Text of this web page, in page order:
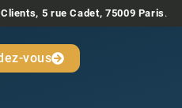
5 rue Cadet, 75009 Paris.
vous